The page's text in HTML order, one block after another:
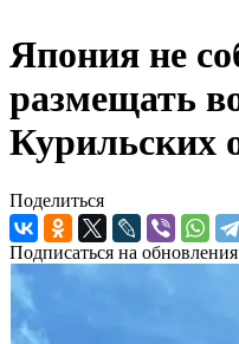
Япония не
размещать
Курильских
Поделиться
Подписаться на обновления